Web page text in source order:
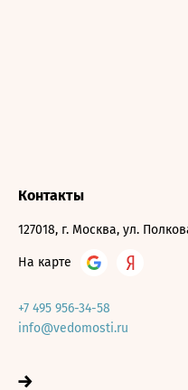
Контакты
127018, г. Москва, ул.
На карте
+7 495 956-34-58
info@vedomosti.ru